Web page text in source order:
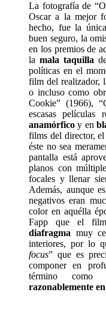
La fotografía de
Oscar a la mejor
hecho, fue la
buen seguro, la
en los premios de
la mala taquilla
políticas en el
film del realizador,
o incluso como
Cookie” (1966),
escasas películas
anamórfico y en
films del director, el
éste no sea
pantalla está
planos con
focales y llenar
Además, aunque
negativos eran
color en aquélla
Fapp que el
diafragma muy
interiores, por lo
focus” que es
componer en
término como
razonablemente